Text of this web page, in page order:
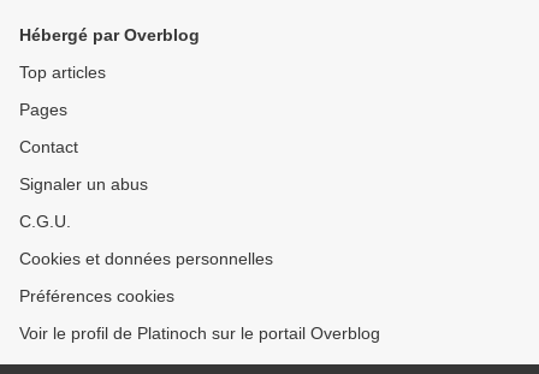
Hébergé par Overblog
Top articles
Pages
Contact
Signaler un abus
C.G.U.
Cookies et données personnelles
Préférences cookies
Voir le profil de Platinoch sur le portail Overblog